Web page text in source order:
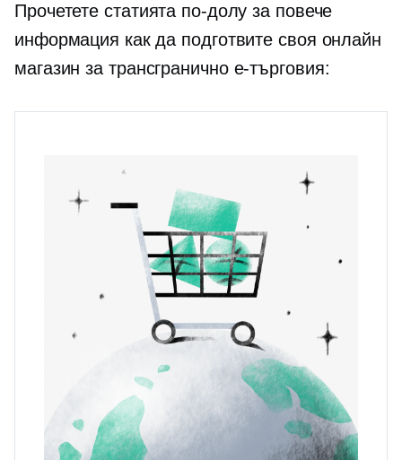
Прочетете статията по-долу за повече
информация как да подготвите своя онлайн
магазин за трансграничное-търговия: